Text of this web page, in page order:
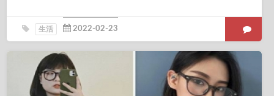
生活